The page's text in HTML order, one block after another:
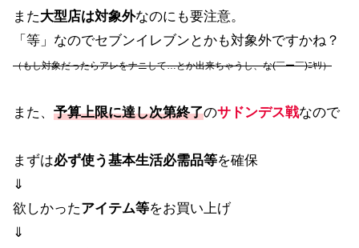
また大型店は対象外なのにも要注意。
「等」なのでセブンイレブンとかも対象外ですかね？
（もし対象だったらアレをナニして…とか出来ちゃうし、な(￣ー￣)ﾆﾔﾘ）
また、 予算上限に達し次第終了のサドンデス戦なので
まずは必ず使う基本生活必需品等を確保
⇓
欲しかったアイテム等をお買い上げ
⇓